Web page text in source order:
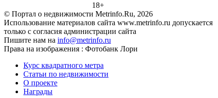
18+
© Портал о недвижимости Metrinfo.Ru, 2026
Использование материалов сайта www.metrinfo.ru допускается
только с согласия администрации сайта
Пишите нам на info@metrinfo.ru
Права на изображения : Фотобанк Лори
Курс квадратного метра
Статьи по недвижимости
О проекте
Награды